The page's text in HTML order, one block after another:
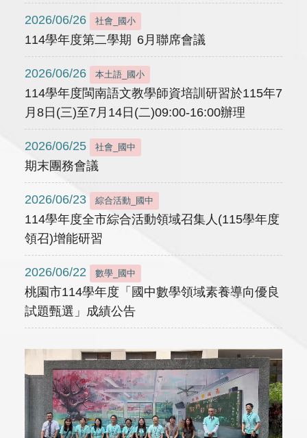
2026/06/26 社會_國小
114學年度第二學期 6月聯席會議
2026/06/26 本土語_國小
114學年度閩南語文教學師資培訓研習於115年7
月8日(三)至7月14日(二)09:00-16:00辦理
2026/06/25 社會_國中
期末團務會議
2026/06/23 綜合活動_國中
114學年度全市綜合活動領域召集人(115學年度
領召)增能研習
2026/06/22 數學_國中
桃園市114學年度「國中數學領域素養導向優良
試題甄選」成績公告